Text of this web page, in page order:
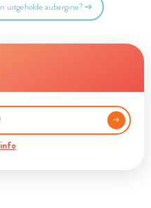
uitgeholde aubergine?